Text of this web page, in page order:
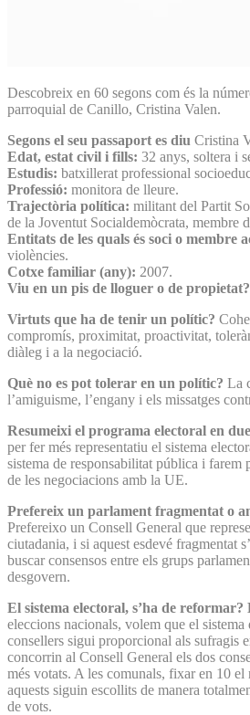
Descobreix en 60 segons com és la
parroquial de Canillo, Cristina Valen.
Segons el seu passaport es diu Cristina
Edat, estat civil i fills: 32 anys, soltera i
Estudis: batxillerat professional
Professió: monitora de lleure.
Trajectòria política: militant del Partit
de la Joventut Socialdemòcrata, membre
Entitats de les quals és soci o membre
violències.
Cotxe familiar (any): 2007.
Viu en un pis de lloguer o de propietat?
Virtuts que ha de tenir un polític?
compromís, proximitat, proactivitat,
diàleg i a la negociació.
Què no es pot tolerar en un polític? La
l’amiguisme, l’engany i els missatges
Resumeixi el programa electoral en
per fer més representatiu el sistema
sistema de responsabilitat pública i
de les negociacions amb la UE.
Prefereix un parlament fragmentat o
Prefereixo un Consell General que
ciutadania, i si aquest esdevé fragmentat
buscar consensos entre els grups
desgovern.
El sistema electoral, s’ha de
eleccions nacionals, volem que el sistema
consellers sigui proporcional als sufragis
concorrin al Consell General els dos
més votats. A les comunals, fixar en 10
aquests siguin escollits de manera
de vots.